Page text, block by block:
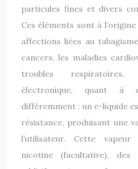
particules fines et divers
Ces éléments sont à
affections liées au
cancers, les maladies
troubles
électronique, quant à
différemment : un e-liquide
résistance, produisant une
l’utilisateur. Cette
nicotine (facultative),